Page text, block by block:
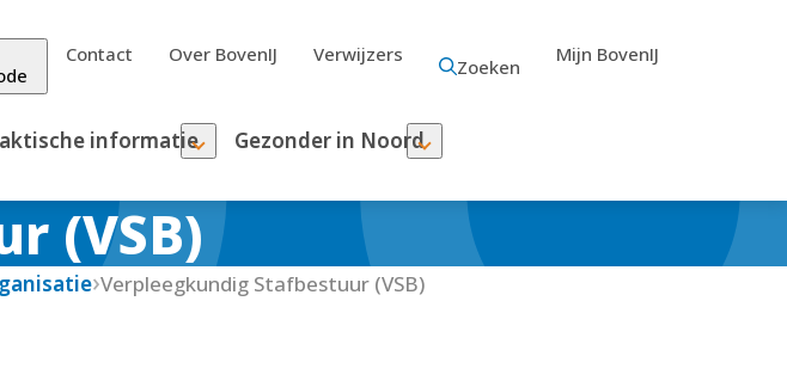
Contact Over BovenIJ Verwijzers
Zoeken
Mijn BovenIJ
informatie Gezonder in Noord
(VSB)
Verpleegkundig Stafbestuur (VSB)